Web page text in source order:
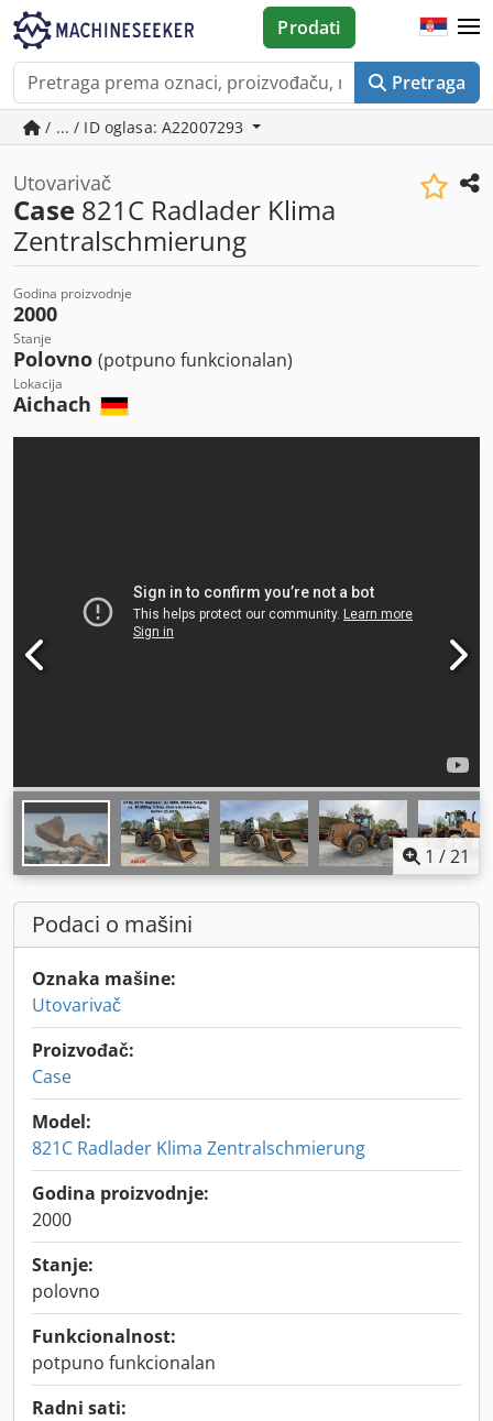
Pretraga
Prodati
/ ... / ID oglasa: A22007293
Utovarivač
Case 821C Radlader Klima
Zentralschmierung
Godina proizvodnje
2000
Stanje
Polovno (potpuno funkcionalan)
Lokacija
Aichach
1 /21
Podaci o mašini
Oznaka mašine:
Utovarivač
Proizvođač:
Case
Model:
821C Radlader Klima Zentralschmierung
Godina proizvodnje:
2000
Stanje:
polovno
Funkcionalnost:
potpuno funkcionalan
Radni sati: